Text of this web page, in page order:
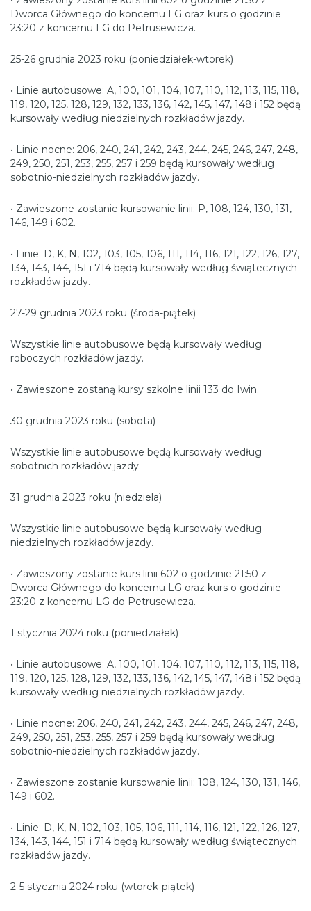
Dworca Głównego do koncernu LG oraz kurs o godzinie
23:20 z koncernu LG do Petrusewicza.
25-26 grudnia 2023 roku (poniedziałek-wtorek)
• Linie autobusowe: A, 100, 101, 104, 107, 110, 112, 113, 115, 118,
119, 120, 125, 128, 129, 132, 133, 136, 142, 145, 147, 148 i 152 będą
kursowały według niedzielnych rozkładów jazdy.
• Linie nocne: 206, 240, 241, 242, 243, 244, 245, 246, 247, 248,
249, 250, 251, 253, 255, 257 i 259 będą kursowały według
sobotnio-niedzielnych rozkładów jazdy.
• Zawieszone zostanie kursowanie linii: P, 108, 124, 130, 131,
146, 149 i 602.
• Linie: D, K, N, 102, 103, 105, 106, 111, 114, 116, 121, 122, 126, 127,
134, 143, 144, 151 i 714 będą kursowały według świątecznych
rozkładów jazdy.
27-29 grudnia 2023 roku (środa-piątek)
Wszystkie linie autobusowe będą kursowały według
roboczych rozkładów jazdy.
• Zawieszone zostaną kursy szkolne linii 133 do Iwin.
30 grudnia 2023 roku (sobota)
Wszystkie linie autobusowe będą kursowały według
sobotnich rozkładów jazdy.
31 grudnia 2023 roku (niedziela)
Wszystkie linie autobusowe będą kursowały według
niedzielnych rozkładów jazdy.
• Zawieszony zostanie kurs linii 602 o godzinie 21:50 z
Dworca Głównego do koncernu LG oraz kurs o godzinie
23:20 z koncernu LG do Petrusewicza.
1 stycznia 2024 roku (poniedziałek)
• Linie autobusowe: A, 100, 101, 104, 107, 110, 112, 113, 115, 118,
119, 120, 125, 128, 129, 132, 133, 136, 142, 145, 147, 148 i 152 będą
kursowały według niedzielnych rozkładów jazdy.
• Linie nocne: 206, 240, 241, 242, 243, 244, 245, 246, 247, 248,
249, 250, 251, 253, 255, 257 i 259 będą kursowały według
sobotnio-niedzielnych rozkładów jazdy.
• Zawieszone zostanie kursowanie linii: 108, 124, 130, 131, 146,
149 i 602.
• Linie: D, K, N, 102, 103, 105, 106, 111, 114, 116, 121, 122, 126, 127,
134, 143, 144, 151 i 714 będą kursowały według świątecznych
rozkładów jazdy.
2-5 stycznia 2024 roku (wtorek-piątek)